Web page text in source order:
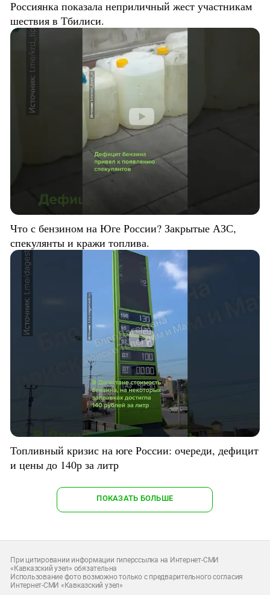
Россиянка показала неприличный жест участникам
шествия в Тбилиси.
Что с бензином на Юге России? Закрытые АЗС,
спекулянты и кражи топлива.
Топливный кризис на юге России: очереди, дефицит
и цены до 140р за литр
ПОКАЗАТЬ БОЛЬШЕ
При цитировании информации гиперссылка на Интернет-СМИ
«Кавказский узел» обязательна
Использование фото возможно только с предварительного согласия
Интернет-СМИ «Кавказский узел»